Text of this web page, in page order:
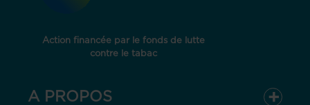
Action financée par le fonds de lutte
contre le tabac
A PROPOS